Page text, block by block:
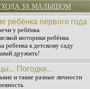
ЗА МАЛЫШОМ
ребёнка первого года
у ребёнка
моторики ребёнка
ребенка к детскому саду
дружить!
Погодки...
и такие разные личности